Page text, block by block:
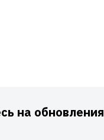
на обновления